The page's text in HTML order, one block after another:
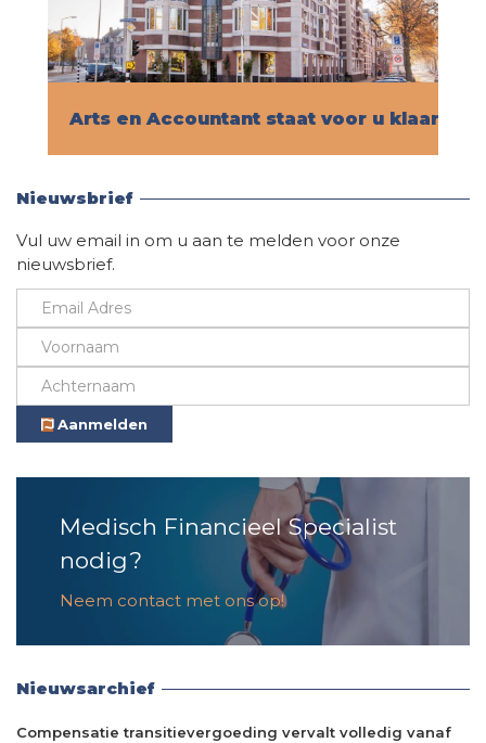
Arts en Accountant staat voor u klaar!
Nieuwsbrief
Vul uw email in om u aan te melden voor onze
nieuwsbrief.
Aanmelden
Medisch Financieel Specialist
nodig?
Neem contact met ons op!
Nieuwsarchief
Compensatie transitievergoeding vervalt volledig vanaf